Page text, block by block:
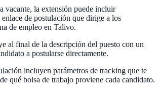
vacante, la extensión puede incluir
de postulación que dirige a los
de empleo en Talivo.
al final de la descripción del puesto con un
a postularse directamente.
incluyen parámetros de tracking que te
qué bolsa de trabajo proviene cada candidato.